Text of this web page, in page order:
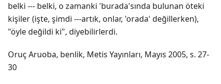
belki --- belki, o zamanki 'burada'sında bulunan öteki
kişiler (işte, şimdi ---artık, onlar, 'orada' değillerken),
"öyle değildi ki", diyebilirlerdi.
Oruç Aruoba, benlik, Metis Yayınları, Mayıs 2005, s. 27-
30